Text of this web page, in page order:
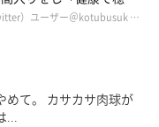
てほしい」と願う
）ユーザー＠kotubusuk …
めて。 カサカサ肉球が
...